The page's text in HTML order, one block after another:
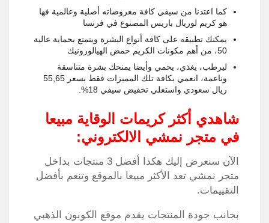
كما اعتدنا من سيفي كافة معروضاته أصلية وعالمية فها
هو كريم لوريال باريس المصنوع في فرنسا
يمكنك تطبيقه على كافة أنواع البشرة ويتمتع بحماية عالية
50، من أهم مكونات الكريم حمض الهيالورونيك
ليرطب، يغذي، يحمي وأيضا يمنحك بشرة متناسقة
وناعمة، انعمي بكافة تلك المميزات فقط بسعر 55,65
ريال سعودي واستغلي تخفيض سيفي 18%
شاهدي أكثر كريمات الوقاية مبيعا
في متجر نمشي الالكتروني:
الآن سنعرض إليك هكذا أفضل 3 منتجات بداخل
متجر نمشي تعد الأكثر مبيعا بالموقع وتنعم بأفضل
التقييمات.
بجانب جودة المنتجات يقدم موقع الكوبون الذهبي